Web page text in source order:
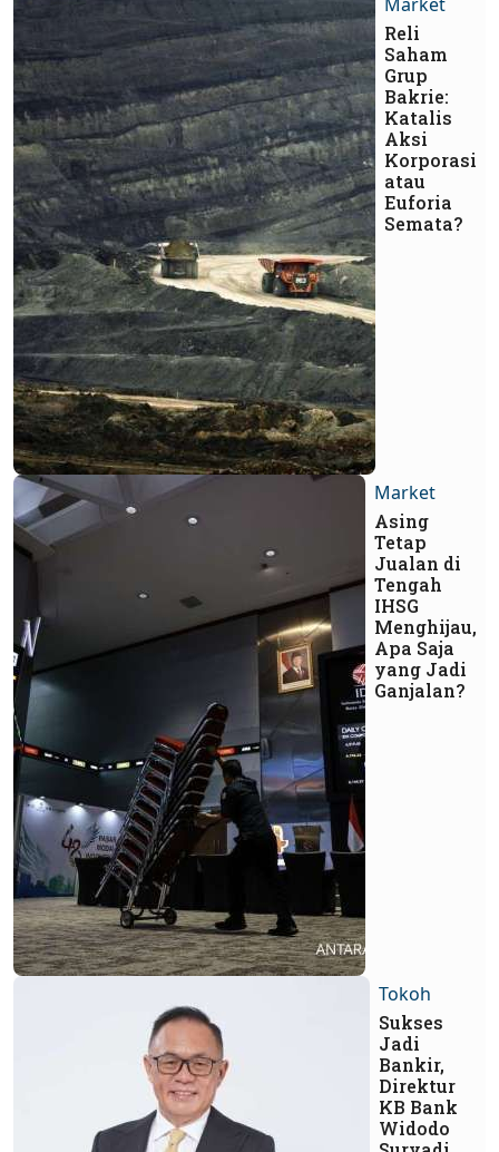
Reli
Saham
Grup
Bakrie:
Katalis
Aksi
Korporasi
atau
Euforia
Semata?
Market
Asing
Tetap
Jualan di
Tengah
IHSG
Menghijau,
Apa Saja
yang Jadi
Ganjalan?
Tokoh
Sukses
Jadi
Bankir,
Direktur
KB Bank
Widodo